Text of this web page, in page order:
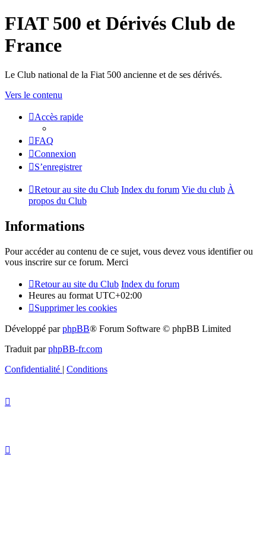
FIAT 500 et Dérivés Club de
France
Le Club national de la Fiat 500 ancienne et de ses dérivés.
Vers le contenu
Accès rapide
FAQ
Connexion
S’enregistrer
Retour au site du Club Index du forum Vie du club À
propos du Club
Informations
Pour accéder au contenu de ce sujet, vous devez vous identifier ou
vous inscrire sur ce forum. Merci
Retour au site du Club Index du forum
Heures au format UTC+02:00
Supprimer les cookies
Développé parphpBB® Forum Software © phpBB Limited
Traduit parphpBB-fr.com
Confidentialité | Conditions